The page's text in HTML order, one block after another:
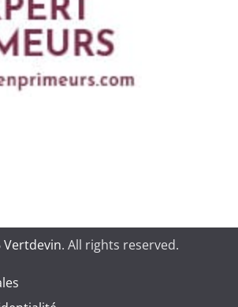
Vertdevin. All rights reserved.